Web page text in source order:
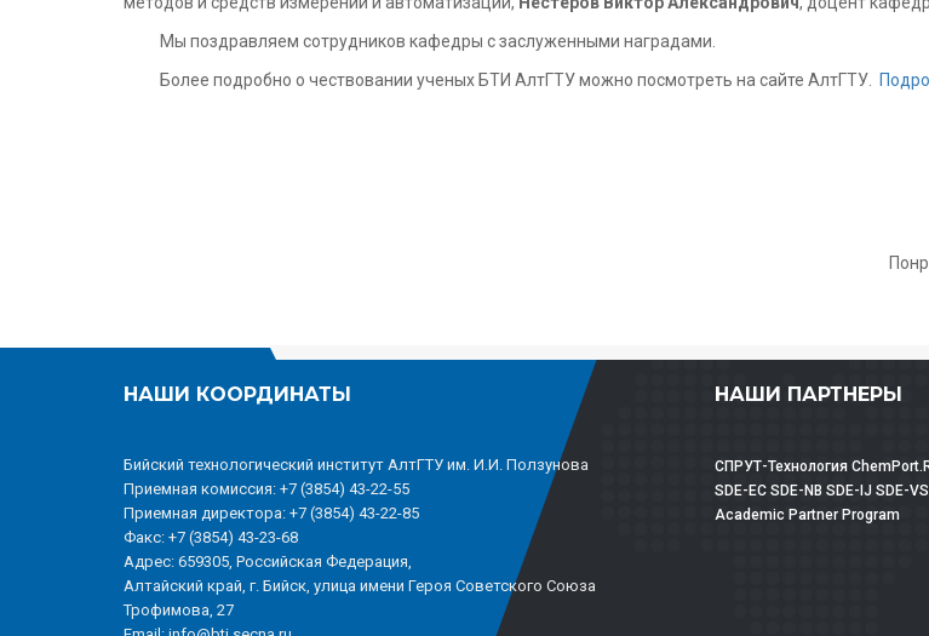
Мы поздравляем сотрудников кафедры с заслуженными наградами.
Более подробно о чествовании ученых БТИ АлтГТУ можно посмотреть на сайте АлтГТУ.
НАШИ КООРДИНАТЫ
Бийский технологический институт АлтГТУ им. И.И. Ползунова
Приемная комиссия: +7 (3854) 43-22-55
Приемная директора: +7 (3854) 43-22-85
Факс: +7 (3854) 43-23-68
Адрес: 659305, Российская Федерация,
Алтайский край, г. Бийск, улица имени Героя Советского Союза
Трофимова, 27
НАШИ ПАРТНЕРЫ
СПРУТ-Технология
SDE-EC SDE-NB SDE-IJ SDE-VS
Academic Partner Program